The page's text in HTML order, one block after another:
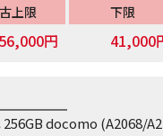
上限
56,000円
下限
41,000
docomo (A2068/